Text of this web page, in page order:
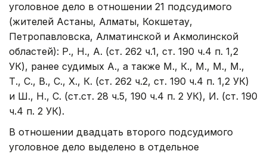
уголовное дело в отношении 21 подсудимого
(жителей Астаны, Алматы, Кокшетау,
Петропавловска, Алматинской и Акмолинской
областей): Р., Н., А. (ст. 262 ч.1, ст. 190 ч.4 п. 1,2
УК), ранее судимых А., а также М., К., М., М., М.,
Т., С., В., С., Х., К. (ст. 262 ч.2, ст. 190 ч.4 п. 1,2 УК)
и Ш., Н., С. (ст.ст. 28 ч.5, 190 ч.4 п. 2 УК), И. (ст. 190
ч.4 п. 2 УК).
В отношении двадцать второго подсудимого
уголовное дело выделено в отдельное